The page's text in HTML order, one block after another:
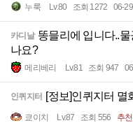
누룩 Lv.80 조회 1272 06-29
카디날 똥믈리에 입니다..
나요?
메리베리 Lv.81 조회 947
인퀴지터 [정보]인퀴지터 멸
쿄이치 Lv.87 조회 556 추